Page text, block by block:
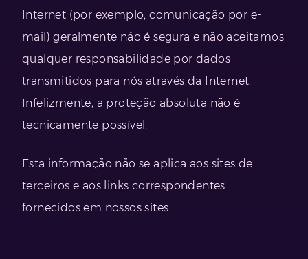
Internet (por exemplo, comunicação por e-
mail) geralmente não é segura e não aceitamos
qualquer responsabilidade por dados
transmitidos para nós através da Internet.
Infelizmente, a proteção absoluta não é
tecnicamente possível.
Esta informação não se aplica aos sites de
terceiros e aos links correspondentes
fornecidos em nossos sites.